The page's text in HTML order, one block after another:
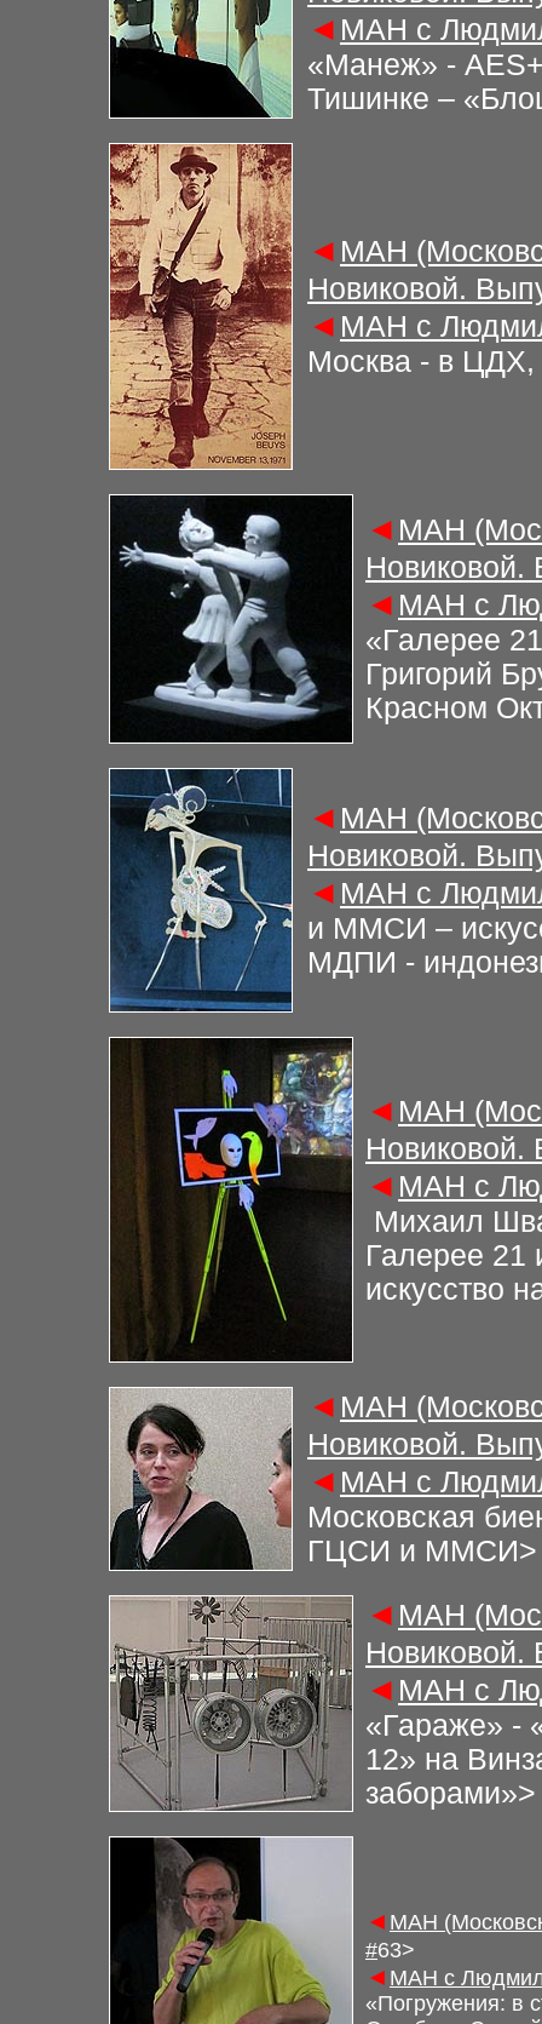
◄ МАН с
«Манеж» -
Тишинке –
◄ МАН
Новиковой.
◄ МАН с
Москва - в
◄ МАН
Новиковой.
◄ МАН с
«Галерее
Григорий
Красном
◄ МАН
Новиковой.
◄ МАН с
и ММСИ –
МДПИ -
◄ МАН
Новиковой.
◄ МАН с
Михаил
Галерее 21
искусство
◄ МАН
Новиковой.
◄ МАН с
Московская
ГЦСИ и ММСИ>
◄ МАН
Новиковой.
◄ МАН с
«Гараже» -
12» на
заборами»>
◄ МАН
#63>
◄ МАН с
«Погружения: в